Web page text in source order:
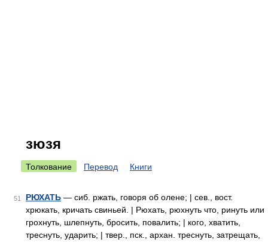
зюзя
Толкование Перевод Книги
51 РЮХАТЬ — сиб. ржать, говоря об олене; | сев., вост.
хрюкать, кричать свиньей. | Рюхать, рюхнуть что, ринуть или
грохнуть, шлепнуть, бросить, повалить; | кого, хватить,
треснуть, ударить; | твер., пск., архан. треснуть, затрещать,